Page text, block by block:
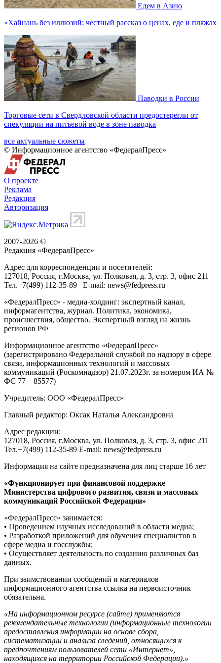
Едем в Азию
«Хайнань без иллюзий: честный рассказ о ценах, еде и пляжах
Паводки в России
Торговые сети в Свердловской области предостерегли от
спекуляции на питьевой воде в зоне паводка
все актуальные сюжеты
© Информационное агентство «ФедералПресс»
О проекте
Реклама
Редакция
Авторизация
2007-2026 ©
Редакция «ФедералПресс»
Адрес для корреспонденции и посетителей:
127018, Россия, г.Москва, ул. Полковая, д. 3, стр. 3, офис 211
Тел.+7(499) 112-35-89 E-mail: news@fedpress.ru
«ФедералПресс» - медиа-холдинг: экспертный канал,
информагентства, журнал. Политика, экономика,
происшествия, общество. Экспертный взгляд на жизнь
регионов РФ
Информационное агентство «ФедералПресс»
(зарегистрировано Федеральной службой по надзору в сфере
связи, информационных технологий и массовых
коммуникаций (Роскомнадзор) 21.07.2023г. за номером ИА №
ФС 77 – 85577)
Учредитель: ООО «ФедералПресс»
Главный редактор: Оксак Наталья Александровна
Адрес редакции:
127018, Россия, г.Москва, ул. Полковая, д. 3, стр. 3, офис 211
Тел.+7(499) 112-35-89 E-mail: news@fedpress.ru
Информация на сайте предназначена для лиц старше 16 лет
«Функционирует при финансовой поддержке
Министерства цифрового развития, связи и массовых
коммуникаций Российской Федерации»
«ФедералПресс» занимается:
• Проведением научных исследований в области медиа;
• Разработкой приложений для обучения специалистов в
сфере медиа и госслужбы;
• Осуществляет деятельность по созданию различных баз
данных.
При заимствовании сообщений и материалов
информационного агентства ссылка на первоисточник
обязательна.
«На информационном ресурсе (сайте) применяются
рекомендательные технологии (информационные технологии
предоставления информации на основе сбора,
систематизации и анализа сведений, относящихся к
предпочтениям пользователей сети «Интернет»,
находящихся на территории Российской Федерации).»